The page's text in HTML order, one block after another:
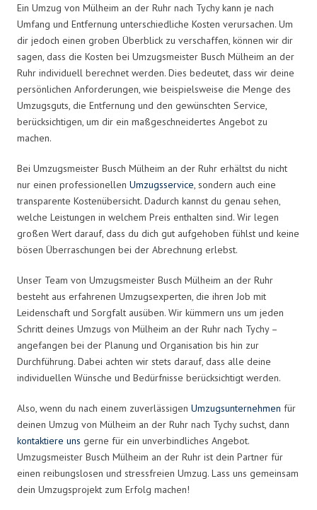
Ein Umzug von Mülheim an der Ruhr nach Tychy kann je nach
Umfang und Entfernung unterschiedliche Kosten verursachen. Um
dir jedoch einen groben Überblick zu verschaffen, können wir dir
sagen, dass die Kosten bei Umzugsmeister Busch Mülheim an der
Ruhr individuell berechnet werden. Dies bedeutet, dass wir deine
persönlichen Anforderungen, wie beispielsweise die Menge des
Umzugsguts, die Entfernung und den gewünschten Service,
berücksichtigen, um dir ein maßgeschneidertes Angebot zu
machen.
Bei Umzugsmeister Busch Mülheim an der Ruhr erhältst du nicht
nur einen professionellen Umzugsservice, sondern auch eine
transparente Kostenübersicht. Dadurch kannst du genau sehen,
welche Leistungen in welchem Preis enthalten sind. Wir legen
großen Wert darauf, dass du dich gut aufgehoben fühlst und keine
bösen Überraschungen bei der Abrechnung erlebst.
Unser Team von Umzugsmeister Busch Mülheim an der Ruhr
besteht aus erfahrenen Umzugsexperten, die ihren Job mit
Leidenschaft und Sorgfalt ausüben. Wir kümmern uns um jeden
Schritt deines Umzugs von Mülheim an der Ruhr nach Tychy –
angefangen bei der Planung und Organisation bis hin zur
Durchführung. Dabei achten wir stets darauf, dass alle deine
individuellen Wünsche und Bedürfnisse berücksichtigt werden.
Also, wenn du nach einem zuverlässigen Umzugsunternehmen für
deinen Umzug von Mülheim an der Ruhr nach Tychy suchst, dann
kontaktiere uns gerne für ein unverbindliches Angebot.
Umzugsmeister Busch Mülheim an der Ruhr ist dein Partner für
einen reibungslosen und stressfreien Umzug. Lass uns gemeinsam
dein Umzugsprojekt zum Erfolg machen!